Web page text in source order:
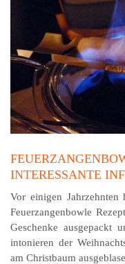
INTERESSANTE
Vor einigen
Feuerzangenbowle
Geschenke ausgepackt
intonieren der
am Christbaum